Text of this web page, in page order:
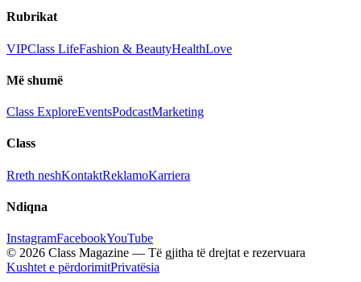
Rubrikat
VIPClass LifeFashion & BeautyHealthLove
Më shumë
Class ExploreEventsPodcastMarketing
Class
Rreth neshKontaktReklamoKarriera
Ndiqna
InstagramFacebookYouTube
© 2026 Class Magazine — Të gjitha të drejtat e rezervuara
Kushtet e përdorimitPrivatësia